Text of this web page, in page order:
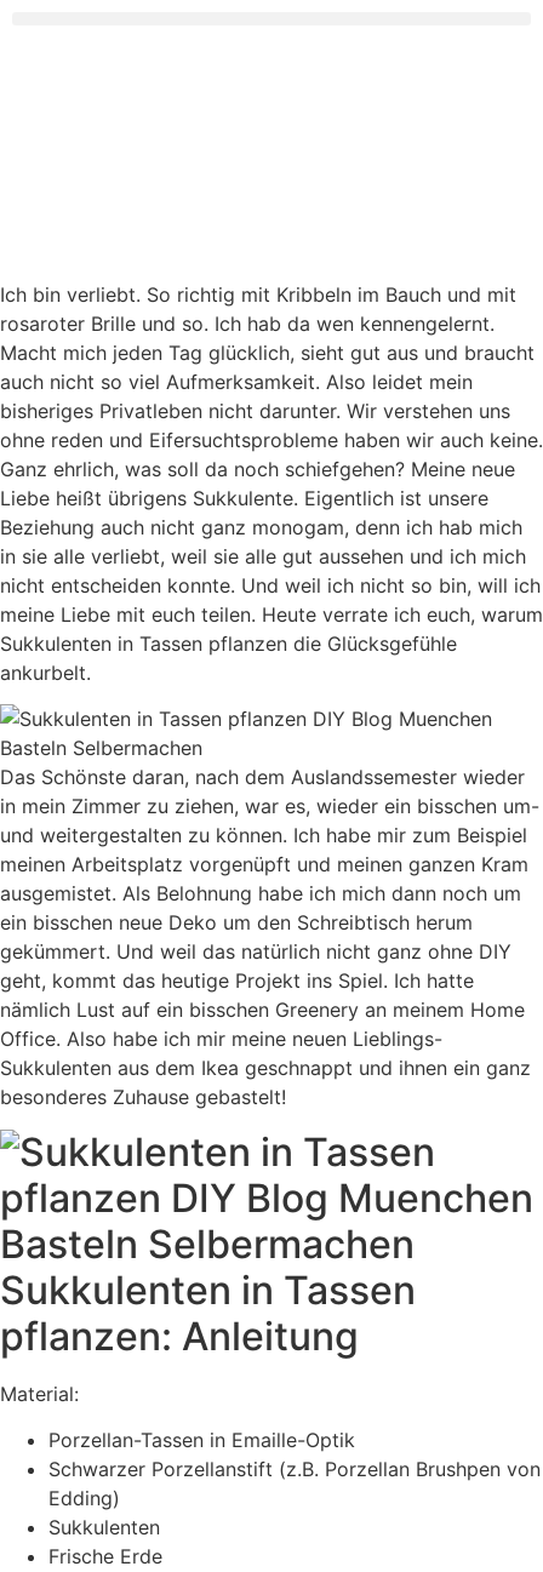
Ich bin verliebt. So richtig mit Kribbeln im Bauch und mit
rosaroter Brille und so. Ich hab da wen kennengelernt.
Macht mich jeden Tag glücklich, sieht gut aus und braucht
auch nicht so viel Aufmerksamkeit. Also leidet mein
bisheriges Privatleben nicht darunter. Wir verstehen uns
ohne reden und Eifersuchtsprobleme haben wir auch keine.
Ganz ehrlich, was soll da noch schiefgehen? Meine neue
Liebe heißt übrigens Sukkulente. Eigentlich ist unsere
Beziehung auch nicht ganz monogam, denn ich hab mich
in sie alle verliebt, weil sie alle gut aussehen und ich mich
nicht entscheiden konnte. Und weil ich nicht so bin, will ich
meine Liebe mit euch teilen. Heute verrate ich euch, warum
Sukkulenten in Tassen pflanzen die Glücksgefühle
ankurbelt.
Das Schönste daran, nach dem Auslandssemester wieder
in mein Zimmer zu ziehen, war es, wieder ein bisschen um-
und weitergestalten zu können. Ich habe mir zum Beispiel
meinen Arbeitsplatz vorgenüpft und meinen ganzen Kram
ausgemistet. Als Belohnung habe ich mich dann noch um
ein bisschen neue Deko um den Schreibtisch herum
gekümmert. Und weil das natürlich nicht ganz ohne DIY
geht, kommt das heutige Projekt ins Spiel. Ich hatte
nämlich Lust auf ein bisschen Greenery an meinem Home
Office. Also habe ich mir meine neuen Lieblings-
Sukkulenten aus dem Ikea geschnappt und ihnen ein ganz
besonderes Zuhause gebastelt!
Sukkulenten in Tassen
pflanzen: Anleitung
Material:
Porzellan-Tassen in Emaille-Optik
Schwarzer Porzellanstift (z.B. Porzellan Brushpen von
Edding)
Sukkulenten
Frische Erde